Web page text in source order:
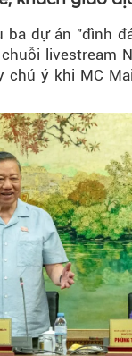
ba dự án "đình
livestream
chú ý khi MC